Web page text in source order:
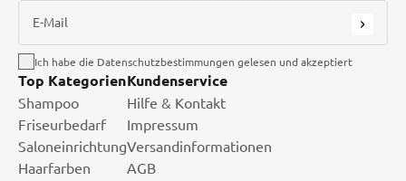
E-Mail
Ich habe die Datenschutzbestimmungen gelesen und akzeptiert
Top Kategorien
Shampoo
Friseurbedarf
Saloneinrichtung
Haarfarben
Kundenservice
Hilfe & Kontakt
Impressum
Versandinformationen
AGB